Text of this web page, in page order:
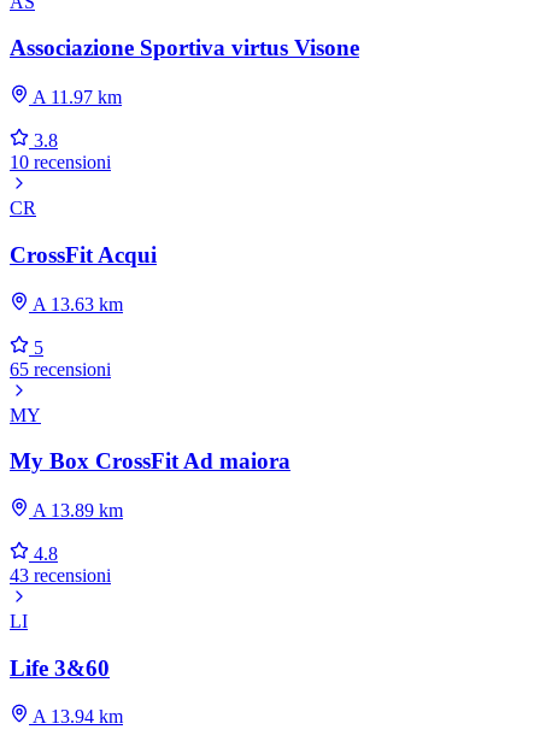
Associazione Sportiva virtus Visone
A 11.97 km
3.8
10 recensioni
CR
CrossFit Acqui
A 13.63 km
5
65 recensioni
MY
My Box CrossFit Ad maiora
A 13.89 km
4.8
43 recensioni
LI
Life 3&60
A 13.94 km